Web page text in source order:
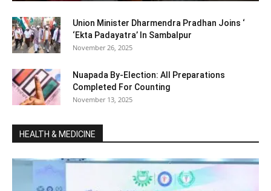
Union Minister Dharmendra Pradhan Joins ‘
‘Ekta Padayatra’ In Sambalpur
November 26, 2025
Nuapada By-Election: All Preparations
Completed For Counting
November 13, 2025
HEALTH & MEDICINE